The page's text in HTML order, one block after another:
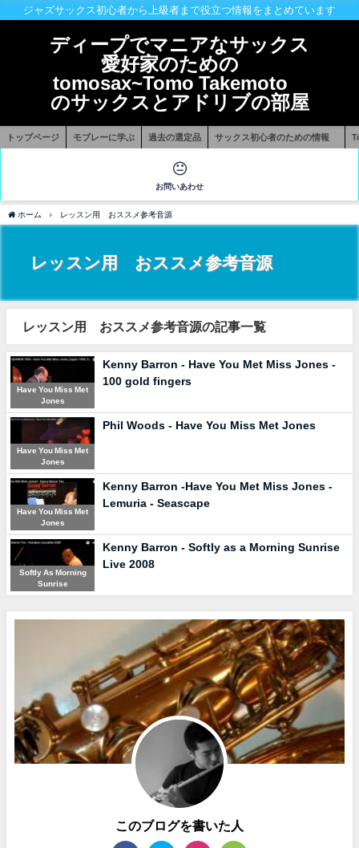
ジャズサックス初心者から上級者まで役立つ情報をまとめています
ディープでマニアなサックス
愛好家のための
tomosax~Tomo Takemoto
のサックスとアドリブの部屋
トップページ モブレーに学ぶ 過去の選定品 サックス初心者のための情報
お問いあわせ
ホーム レッスン用 おススメ参考音源
レッスン用 おススメ参考音源
レッスン用 おススメ参考音源の記事一覧
Have You Miss Met
Jones
Kenny Barron - Have You Met Miss Jones -
100 gold fingers
Have You Miss Met
Jones
Phil Woods - Have You Miss Met Jones
Have You Miss Met
Jones
Kenny Barron -Have You Met Miss Jones -
Lemuria - Seascape
Softly As Morning
Sunrise
Kenny Barron - Softly as a Morning Sunrise
Live 2008
このブログを書いた人